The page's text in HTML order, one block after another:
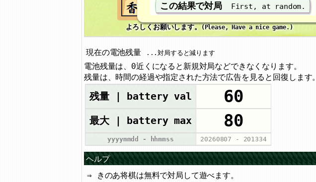
よろしくお願いします。(Please, Have a nice game.)
この結果で対局 First, at random.
現在の電池残量 ...対局すると減ります
電池残量は、0近くになると新規対局などできなくなります。
残量は、時間の経過や指定された方法で広告を見ると回復します。
残量 | battery val 60
最大 | battery max 80
yyyymmdd - hhmmss 20260807 - 201334
ヘルプ
きのあ将棋は無料で対局して遊べます。